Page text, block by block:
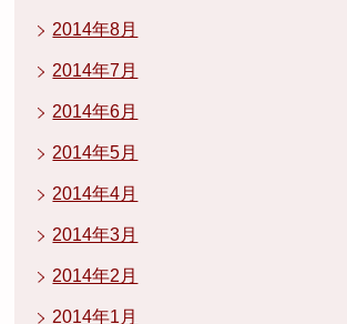
2014年8月
2014年7月
2014年6月
2014年5月
2014年4月
2014年3月
2014年2月
2014年1月